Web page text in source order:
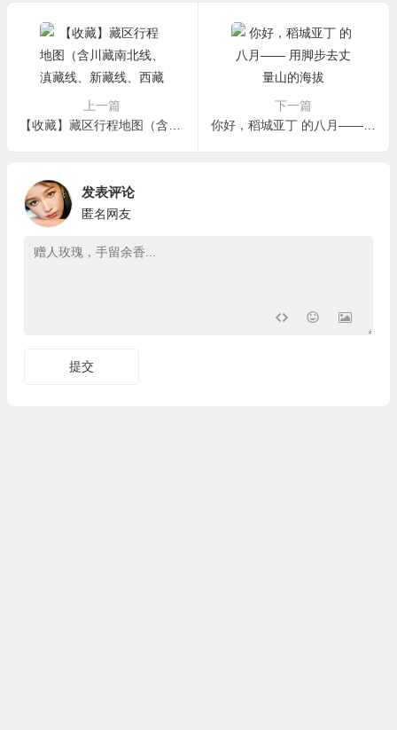
上一篇
下一篇
你好，稻城亚丁 的八月—— 用脚步去丈量山的海拔
发表评论
匿名网友
提交